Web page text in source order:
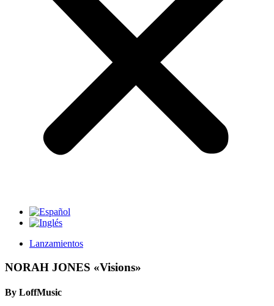
Lanzamientos
NORAH JONES «Visions»
By LoffMusic